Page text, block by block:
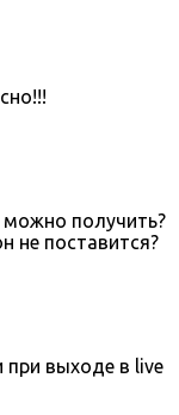
получить?
не поставится?
выходе в live